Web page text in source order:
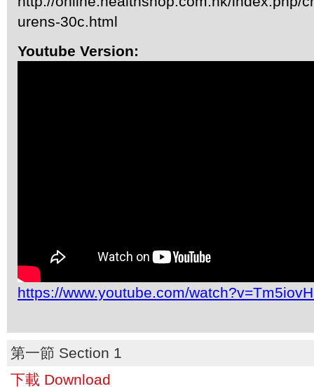
urens-30c.html
Youtube Version:
https://www.youtube.com/
第一節 Section 1
下載 Download